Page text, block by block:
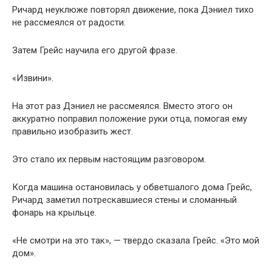
Ричард неуклюже повторял движение, пока Дэниел тихо
не рассмеялся от радости.
Затем Грейс научила его другой фразе.
«Извини».
На этот раз Дэниел не рассмеялся. Вместо этого он
аккуратно поправил положение руки отца, помогая ему
правильно изобразить жест.
Это стало их первым настоящим разговором.
Когда машина остановилась у обветшалого дома Грейс,
Ричард заметил потрескавшиеся стены и сломанный
фонарь на крыльце.
«Не смотри на это так», — твердо сказала Грейс. «Это мой
дом».